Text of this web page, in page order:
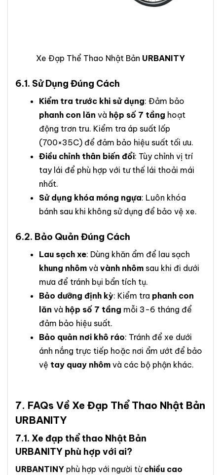
Xe Đạp Thể Thao Nhật Bản URBANITY
6.1. Sử Dụng Đúng Cách
Kiểm tra trước khi sử dụng: Đảm bảo
phanh con lăn và hộp số 7 tầng hoạt
động trơn tru. Kiểm tra áp suất lốp
(700×35C) để đảm bảo hiệu suất tối ưu.
Điều chỉnh thân biến đổi: Tùy chỉnh vị trí
tay lái để phù hợp với tư thế lái thoải mái
nhất.
Sử dụng khóa móng ngựa: Luôn khóa
bánh sau khi không sử dụng để bảo vệ xe.
6.2. Bảo Quản Đúng Cách
Lau sạch xe: Dùng khăn ẩm để lau sạch
khung nhôm và vành nhôm sau khi đi dưới
mưa để tránh bụi bẩn tích tụ.
Bảo dưỡng định kỳ: Kiểm tra phanh con
lăn và hộp số 7 tầng mỗi 3-6 tháng để
đảm bảo hiệu suất.
Bảo quản nơi khô ráo: Tránh để xe dưới
ánh nắng trực tiếp hoặc nơi ẩm ướt để bảo
vệ tay quay nhôm và các bộ phận khác.
7. FAQs Về Xe Đạp Thể Thao Nhật Bản
URBANITY
7.1. Xe đạp thể thao Nhật Bản
URBANITY phù hợp với ai?
URBANTINY phù hợp với người từ chiều cao